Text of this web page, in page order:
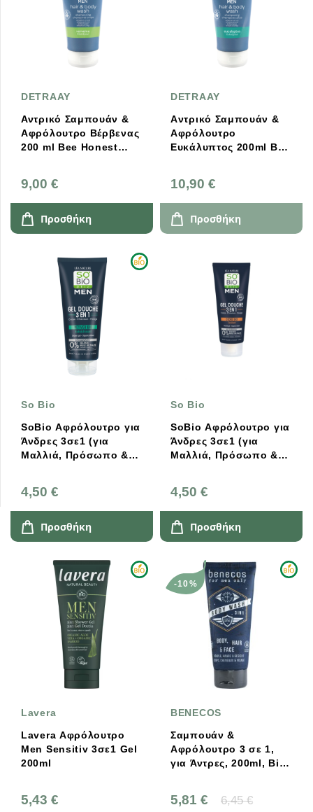
DETRAAY
Αντρικό Σαμπουάν &
Αφρόλουτρο Βέρβενας
200 ml Bee Honest
9,00 €
Προσθήκη
DETRAAY
Aντρικό Σαμπουάν &
Αφρόλουτρο
Ευκάλυπτος 200ml Bee
10,90 €
Προσθήκη
So Bio
SoBio Αφρόλουτρο για
Άνδρες 3σε1 (για
Μαλλιά, Πρόσωπο &
4,50 €
Προσθήκη
So Bio
SoBio Αφρόλουτρο για
Άνδρες 3σε1 (για
Μαλλιά, Πρόσωπο &
4,50 €
Προσθήκη
Lavera
Lavera Αφρόλουτρο
Men Sensitiv 3σε1 Gel
200ml
5,43 €
BENECOS
Σαμπουάν &
Αφρόλουτρο 3 σε 1,
για Άντρες, 200ml, Bio,
5,81 € 6,45 €
-10%